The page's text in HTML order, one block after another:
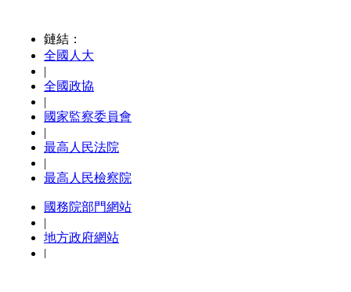
為重點，加快實施在建水利工
技術論證基本成熟、省際間沒
較為強烈的重大水利項目，加
設。在統籌做好新冠肺炎疫情
利工程建設的組織實施和協調
設資金，強化建設管理和監督
力推進建設進度，盡可能多完
項目標任務，推動新階段水利